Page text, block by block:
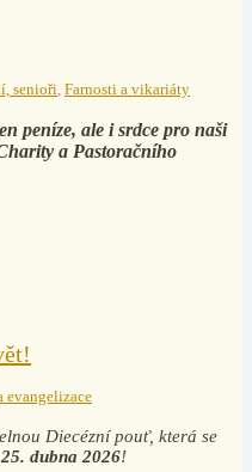
senioři, Farnosti a vikariáty
peníze, ale i srdce pro naši
a Pastoračního
evangelizace
Diecézní pouť, která se
dubna 2026!